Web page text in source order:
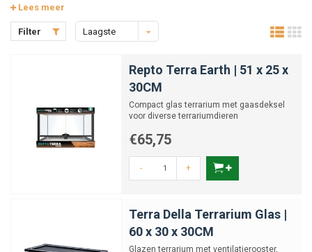
Wanneer is een terrarium in deze maat
passend?
Reptielen of amfibieën hebt die meer horizontale ruimte nodig
De inrichting uitgebreider wilt maken met meerdere niveaus,
Meer bewegingsvrijheid en natuurlijke structuur wilt bieden
zonder direct een zeer groot terrarium te gebruiken
Een harmonieuze balans zoekt tussen functionaliteit en esthetiek
Wat kun je verwachten in deze categorie?
Volglas terraria met stevige constructie en
Lees meer
Filter
Laagste
Repto Terra Earth | 51 x 25 x
30CM
Compact glas terrarium met gaasdeksel
voor diverse terrariumdieren
€65,75
- +
Terra Della Terrarium Glas |
60 x 30 x 30CM
Glazen terrarium met ventilatierooster,